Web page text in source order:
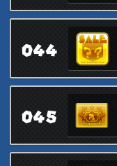
044
045